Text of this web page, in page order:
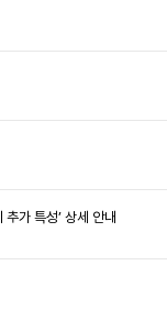
가 특성’ 상세 안내